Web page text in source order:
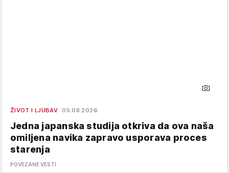
ŽIVOT I LJUBAV 05.08.2026.
Jedna japanska studija otkriva da ova naša
omiljena navika zapravo usporava proces
starenja
POVEZANE VESTI